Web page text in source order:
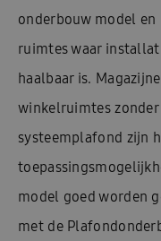
onderbouw model
ruimtes waar
haalbaar is.
winkelruimtes
systeemplafond zijn
model goed worden
met de